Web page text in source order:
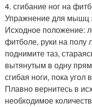
4. сгибание ног на
Упражнение для мышц
Исходное положение:
фитболе, руки на полу
поднимите таз,
вытянутым в одну
сгибая ноги, пока
Плавно вернитесь в
необходимое